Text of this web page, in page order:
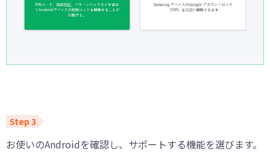
お使いのAndroidを確認し、サポートする機能を選びます。